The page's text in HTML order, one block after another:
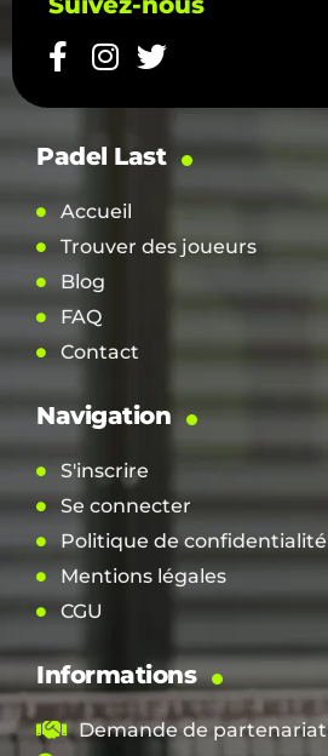
Padel Last
Accueil
Trouver des joueurs
Blog
FAQ
Contact
Navigation
S'inscrire
Se connecter
Politique de confidentialité
Mentions légales
CGU
Informations
Demande de partenariat